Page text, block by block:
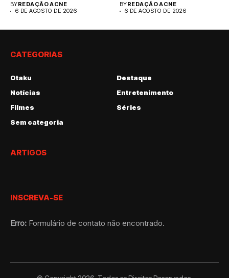
BYREDAÇÃO ACNE
6 DE AGOSTO DE 2026
BYREDAÇÃO ACNE
6 DE AGOSTO DE 2026
CATEGORIAS
Otaku
Destaque
Notícias
Entretenimento
Filmes
Séries
Sem categoria
ARTIGOS
INSCREVA-SE
Erro: Formulário de contato não encontrado.